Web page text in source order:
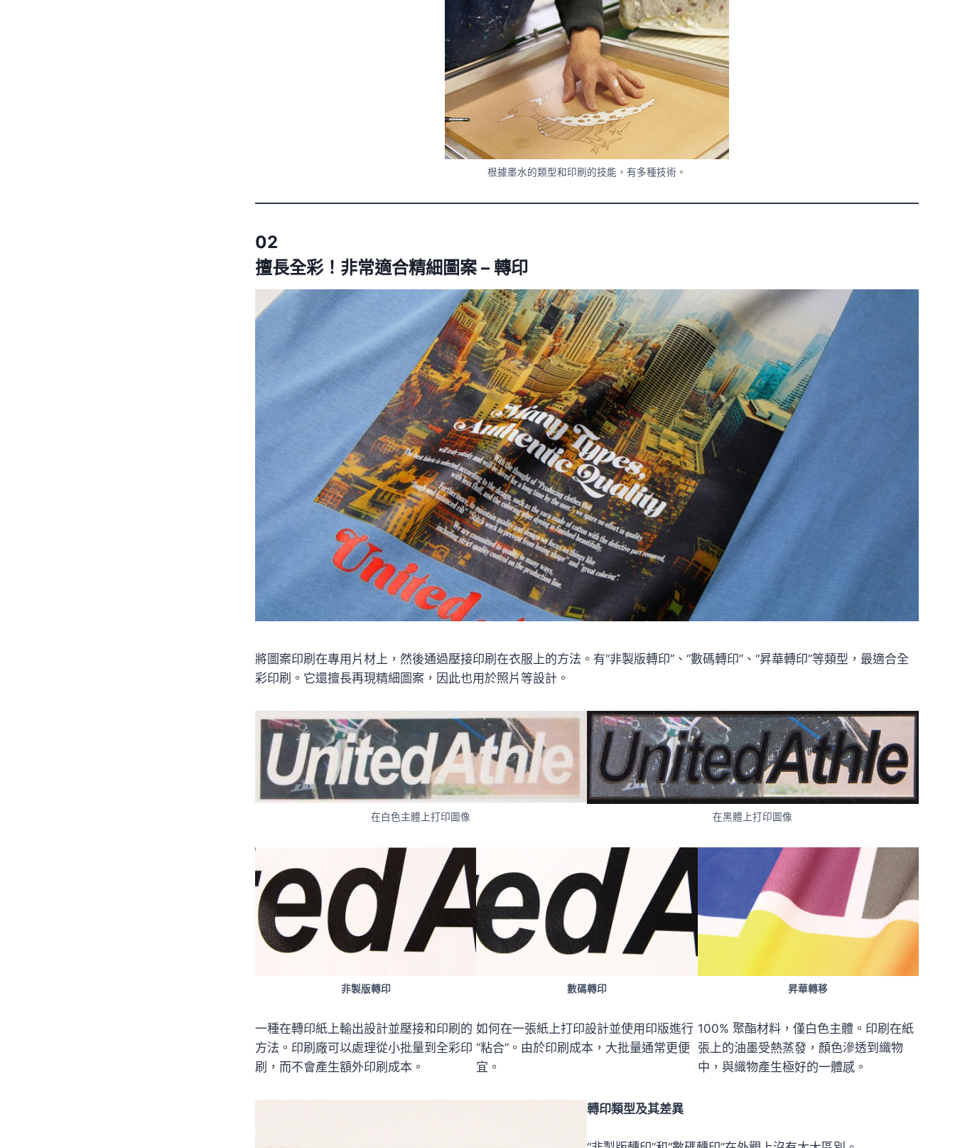
根據墨水的類型和印刷的技能，有多種技術。
02
擅長全彩！非常適合精細圖案 – 轉印
將圖案印刷在專用片材上，然後通過壓接印刷在衣服上的方法。有“非製版轉印”、“數碼轉印”、“昇華轉印”等類型，最適合全
彩印刷。它還擅長再現精細圖案，因此也用於照片等設計。
在白色主體上打印圖像 在黑體上打印圖像
非製版轉印
一種在轉印紙上輸出設計並壓接和印刷的
方法。印刷廠可以處理從小批量到全彩印
刷，而不會產生額外印刷成本。
數碼轉印
如何在一張紙上打印設計並使用印版進行
“粘合”。由於印刷成本，大批量通常更便
宜。
昇華轉移
100% 聚酯材料，僅白色主體。印刷在紙
張上的油墨受熱蒸發，顏色滲透到織物
中，與織物產生極好的一體感。
轉印類型及其差異